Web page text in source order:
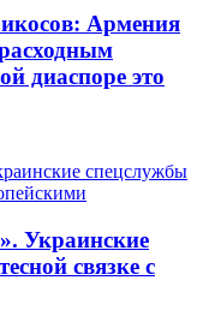
Армения
диаспоре это
Украинские
связке с